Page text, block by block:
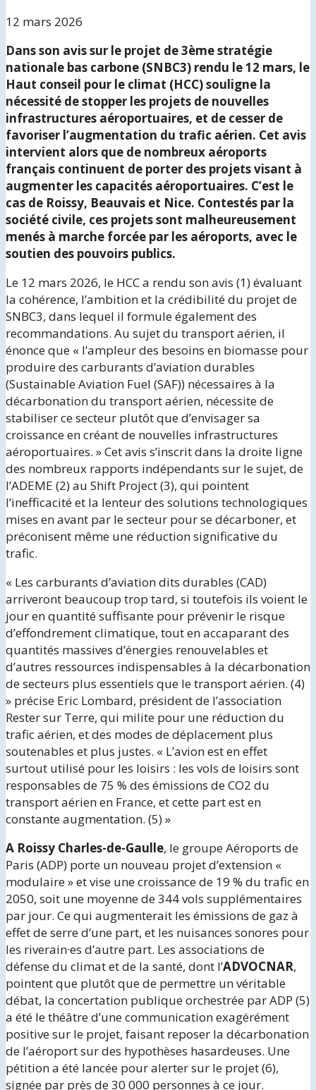
12 mars 2026
Dans son avis sur le projet de 3ème stratégie
nationale bas carbone (SNBC3) rendu le 12 mars, le
Haut conseil pour le climat (HCC) souligne la
nécessité de stopper les projets de nouvelles
infrastructures aéroportuaires, et de cesser de
favoriser l’augmentation du trafic aérien. Cet avis
intervient alors que de nombreux aéroports
français continuent de porter des projets visant à
augmenter les capacités aéroportuaires. C’est le
cas de Roissy, Beauvais et Nice. Contestés par la
société civile, ces projets sont malheureusement
menés à marche forcée par les aéroports, avec le
soutien des pouvoirs publics.
Le 12 mars 2026, le HCC a rendu son avis (1) évaluant
la cohérence, l’ambition et la crédibilité du projet de
SNBC3, dans lequel il formule également des
recommandations. Au sujet du transport aérien, il
énonce que « l’ampleur des besoins en biomasse pour
produire des carburants d’aviation durables
(Sustainable Aviation Fuel (SAF)) nécessaires à la
décarbonation du transport aérien, nécessite de
stabiliser ce secteur plutôt que d’envisager sa
croissance en créant de nouvelles infrastructures
aéroportuaires. » Cet avis s’inscrit dans la droite ligne
des nombreux rapports indépendants sur le sujet, de
l’ADEME (2) au Shift Project (3), qui pointent
l’inefficacité et la lenteur des solutions technologiques
mises en avant par le secteur pour se décarboner, et
préconisent même une réduction significative du
trafic.
« Les carburants d’aviation dits durables (CAD)
arriveront beaucoup trop tard, si toutefois ils voient le
jour en quantité suffisante pour prévenir le risque
d’effondrement climatique, tout en accaparant des
quantités massives d’énergies renouvelables et
d’autres ressources indispensables à la décarbonation
de secteurs plus essentiels que le transport aérien. (4)
» précise Eric Lombard, président de l’association
Rester sur Terre, qui milite pour une réduction du
trafic aérien, et des modes de déplacement plus
soutenables et plus justes. « L’avion est en effet
surtout utilisé pour les loisirs : les vols de loisirs sont
responsables de 75 % des émissions de CO2 du
transport aérien en France, et cette part est en
constante augmentation. (5) »
A Roissy Charles-de-Gaulle, le groupe Aéroports de
Paris (ADP) porte un nouveau projet d’extension «
modulaire » et vise une croissance de 19 % du trafic en
2050, soit une moyenne de 344 vols supplémentaires
par jour. Ce qui augmenterait les émissions de gaz à
effet de serre d’une part, et les nuisances sonores pour
les riverain·es d’autre part. Les associations de
défense du climat et de la santé, dont l’ADVOCNAR,
pointent que plutôt que de permettre un véritable
débat, la concertation publique orchestrée par ADP (5)
a été le théâtre d’une communication exagérément
positive sur le projet, faisant reposer la décarbonation
de l’aéroport sur des hypothèses hasardeuses. Une
pétition a été lancée pour alerter sur le projet (6),
signée par près de 30 000 personnes à ce jour.